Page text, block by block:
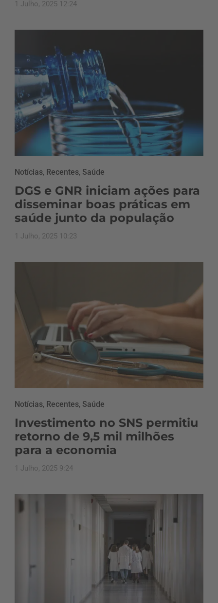
1 Julho, 2025 12:24
Notícias, Recentes, Saúde
DGS e GNR iniciam ações para
disseminar boas práticas em
saúde junto da população
1 Julho, 2025 10:23
Notícias, Recentes, Saúde
Investimento no SNS permitiu
retorno de 9,5 mil milhões
para a economia
1 Julho, 2025 9:24